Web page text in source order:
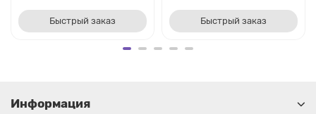
Быстрый заказ Быстрый заказ
Информация